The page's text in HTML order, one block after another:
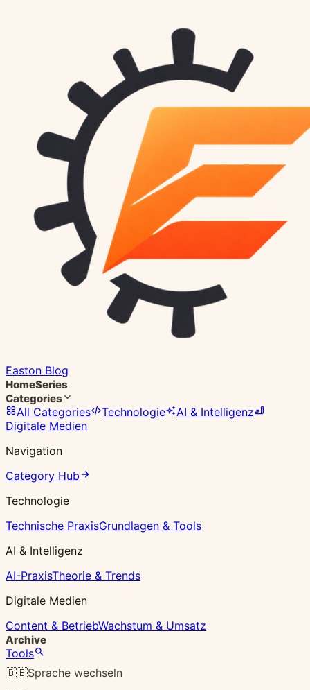
Easton Blog
HomeSeries
Categories
All Categories Technologie
AI & Intelligenz
Digitale Medien
Navigation
Category Hub
Technologie
Technische PraxisGrundlagen & Tools
AI & Intelligenz
AI-PraxisTheorie & Trends
Digitale Medien
Content & BetriebWachstum & Umsatz
Archive
Tools
🇩🇪Sprache wechseln